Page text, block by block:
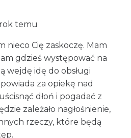
temu
nieco Cię zaskoczę. Mam
gdzieś występować na
wejdę idę do obsługi
za opiekę nad
dłoń i pogadać z
zależało nagłośnienie,
rzeczy, które będą